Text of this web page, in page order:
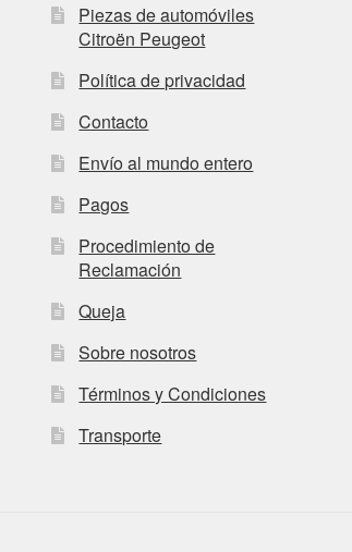
Piezas de automóviles
Citroën Peugeot
Política de privacidad
Contacto
Envío al mundo entero
Pagos
Procedimiento de
Reclamación
Queja
Sobre nosotros
Términos y Condiciones
Transporte